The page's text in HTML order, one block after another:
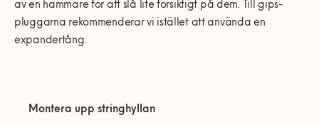
av en hammare för att slå lite försiktigt på dem. Till gips-
pluggarna rekommenderar vi istället att använda en
expandertång.
Montera upp stringhyllan